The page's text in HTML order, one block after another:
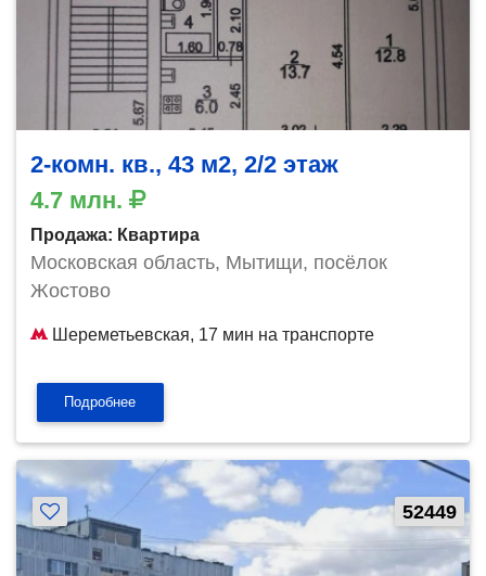
2-комн. кв., 43 м2, 2/2 этаж
4.7 млн.
Продажа: Квартира
Московская область, Мытищи, посёлок
Жостово
Шереметьевская, 17 мин на транспорте
Подробнее
52449